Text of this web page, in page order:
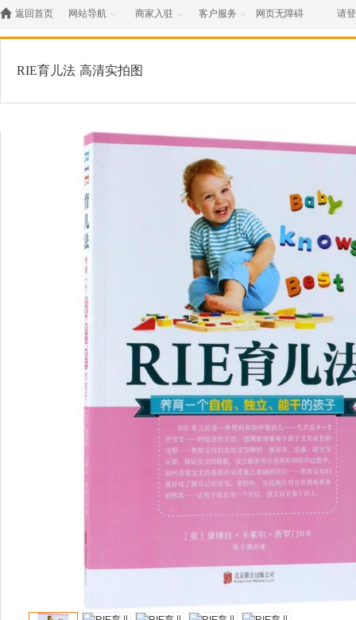
 返回首页 网站导航  商家入驻  客户服务  网页无障碍 请
RIE育儿法 高清实拍图